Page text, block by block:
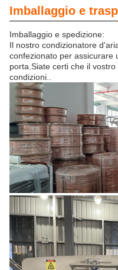
Imballaggio e
Imballaggio e spedizione:
Il nostro condizionatore
confezionato per assicurare
porta.Siate certi che il
condizioni..